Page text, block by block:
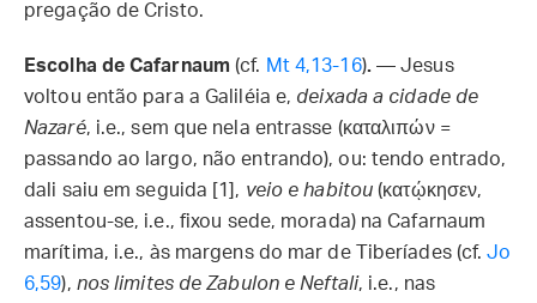
pregação de Cristo.
Escolha de Cafarnaum (cf. Mt 4,13-16).— Jesus
voltou então para a Galiléia e, deixada a cidade de
Nazaré, i.e., sem que nela entrasse (καταλιπών =
passando ao largo, não entrando), ou: tendo entrado,
dali saiu em seguida [1], veio e habitou(κατῴκησεν,
assentou-se, i.e., fixou sede, morada) na Cafarnaum
marítima, i.e., às margens do mar de Tiberíades (cf.Jo
6,59), nos limites de Zabulon e Neftali, i.e., nas